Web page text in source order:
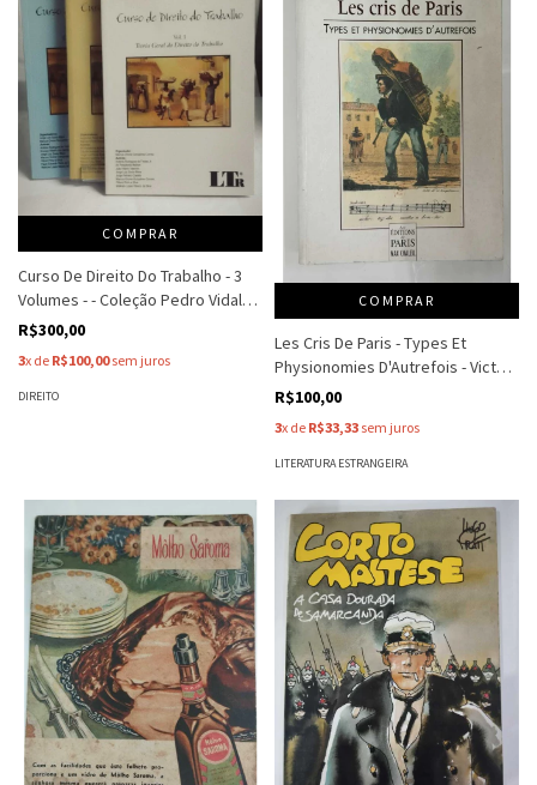
COMPRAR
Curso De Direito Do Trabalho - 3
Volumes - - Coleção Pedro Vidal
Neto
R$300,00
3x de R$100,00sem juros
DIREITO
COMPRAR
Les Cris De Paris - Types Et
Physionomies D'Autrefois - Victor
Fournel
R$100,00
3x de R$33,33 sem juros
LITERATURA ESTRANGEIRA